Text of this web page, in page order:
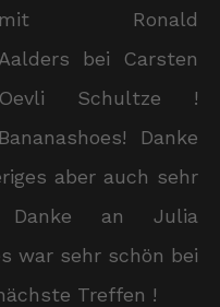
mit Ronald
Aalders bei Carsten
Oevli Schultze !
Bananashoes! Danke
aber auch sehr
Danke an Julia
war sehr schön bei
Treffen !